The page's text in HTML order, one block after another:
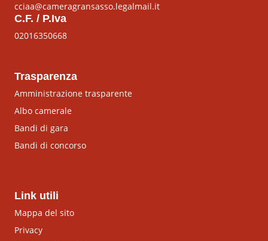
cciaa@cameragransasso.legalmail.it
C.F. / P.Iva
02016350668
Trasparenza
Amministrazione trasparente
Albo camerale
Bandi di gara
Bandi di concorso
Link utili
Mappa del sito
Privacy